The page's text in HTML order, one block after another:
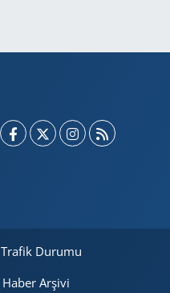
Trafik Durumu
Haber Arşivi